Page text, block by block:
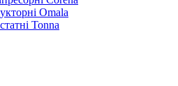
Omala
Tonna